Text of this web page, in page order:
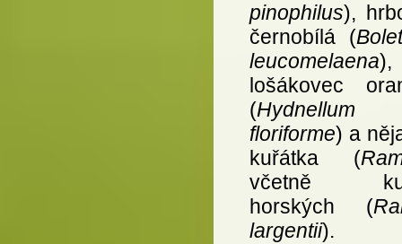
pinophilus),
černobílá (
leucomelaena),
lošákovec
(Hydnellum
floriforme) a
kuřátka (
včetně
horských (
largentii).